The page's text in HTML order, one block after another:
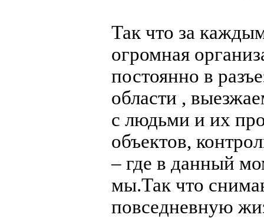
Так что за
огромная
постоянно в
области ,
с людьми и их
объектов,
– где в данный
мы.Так что
повседневную